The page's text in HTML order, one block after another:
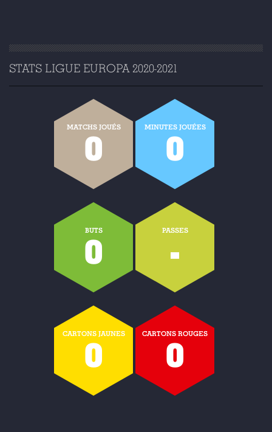
STATS LIGUE EUROPA 2020-2021
MATCHS JOUÉS
0
MINUTES JOUÉES
0
BUTS
0
PASSES
-
CARTONS JAUNES
0
CARTONS ROUGES
0